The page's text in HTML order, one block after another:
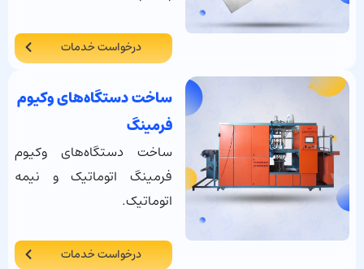
درخواست خدمات
ساخت دستگاه‌های وکیوم
فرمینگ
ساخت دستگاه‌های وکیوم
فرمینگاتوماتیک و نیمه
اتوماتیک.
درخواست خدمات